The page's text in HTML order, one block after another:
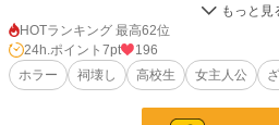
祠に閉じ込められていた謎の青年と『普通』
小説 37,340 位 / 228,795 件
HOTランキング 最高62位
24h.ポイント 7pt
196
ホラー
祠壊し 高校生 女主人公